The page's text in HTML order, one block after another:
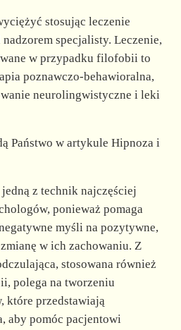
stosując leczenie
specjalisty. Leczenie,
w przypadku filofobii to
poznawczo-behawioralna,
neurolingwistyczne i leki
Państwo w artykule Hipnoza i
z technik najczęściej
ponieważ pomaga
myśli na pozytywne,
w ich zachowaniu. Z
stosowana również
polega na tworzeniu
które przedstawiają
aby pomóc pacjentowi